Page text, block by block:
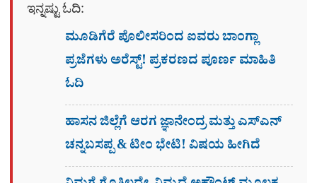
ಇನ್ನಷ್ಟು ಓದಿ:
ಮೂಡಿಗೆರೆ ಪೊಲೀಸರಿಂದ ಐವರು ಬಾಂಗ್ಲಾ
ಪ್ರಜೆಗಳು ಅರೆಸ್ಟ್! ಪ್ರಕರಣದ ಪೂರ್ಣ ಮಾಹಿತಿ
ಓದಿ
ಹಾಸನ ಜಿಲ್ಲೆಗೆ ಆರಗ ಜ್ಞಾನೇಂದ್ರ ಮತ್ತು ಎಸ್​ಎನ್​
ಚನ್ನಬಸಪ್ಪ & ಟೀಂ ಭೇಟಿ! ವಿಷಯ ಹೀಗಿದೆ